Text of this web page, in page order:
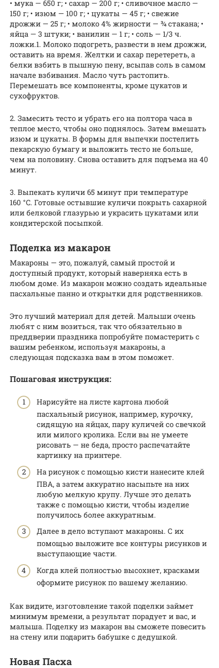
• мука — 650 г; • сахар — 200 г; • сливочное масло —
150 г; • изюм — 100 г; • цукаты — 45 г; • свежие
дрожжи — 25 г; • молоко 4% жирности — ¾ стакана; •
яйца — 3 штуки; • ванилин — 1 г; • соль — 1/3 ч.
ложки.1. Молоко подогреть, развести в нем дрожжи,
оставить на время. Желтки и сахар перетереть, а
белки взбить в пышную пену, всыпав соль в самом
начале взбивания. Масло чуть растопить.
Перемешать все компоненты, кроме цукатов и
сухофруктов.
2. Замесить тесто и убрать его на полтора часа в
теплое место, чтобы оно поднялось. Затем вмешать
изюм и цукаты. В формы для выпечки постелить
пекарскую бумагу и выложить тесто не больше,
чем на половину. Снова оставить для подъема на 40
минут.
3. Выпекать куличи 65 минут при температуре
160 °C. Готовые остывшие куличи покрыть сахарной
или белковой глазурью и украсить цукатами или
кондитерской посыпкой.
Поделка из макарон
Макароны — это, пожалуй, самый простой и
доступный продукт, который наверняка есть в
любом доме. Из макарон можно создать идеальные
пасхальные панно и открытки для родственников.
Это лучший материал для детей. Малыши очень
любят с ним возиться, так что обязательно в
преддверии праздника попробуйте помастерить с
вашим ребенком, используя макароны, а
следующая подсказка вам в этом поможет.
Пошаговая инструкция:
Нарисуйте на листе картона любой
пасхальный рисунок, например, курочку,
сидящую на яйцах, пару куличей со свечкой
или милого кролика. Если вы не умеете
рисовать — не беда, просто распечатайте
картинку на принтере.
На рисунок с помощью кисти нанесите клей
ПВА, а затем аккуратно насыпьте на них
любую мелкую крупу. Лучше это делать
также с помощью кисти, чтобы изделие
получилось более аккуратным.
Далее в дело вступают макароны. С их
помощью выложите все контуры рисунков и
выступающие части.
Когда клей полностью высохнет, красками
оформите рисунок по вашему желанию.
Как видите, изготовление такой поделки займет
минимум времени, а результат порадует и вас, и
малыша. Поделку из макарон вы сможете повесить
на стену или подарить бабушке с дедушкой.
Новая Пасха